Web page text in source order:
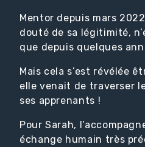
Mentor depuis mars
douté de sa légitimité,
que depuis quelques
Mais cela s’est révélée
elle venait de traverser
ses apprenants !
Pour Sarah,
échange humain très